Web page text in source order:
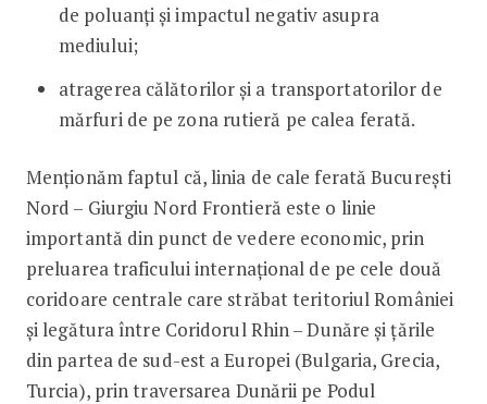
de poluanți și impactul negativ asupra
mediului;
atragerea călătorilor și a transportatorilor de
mărfuri de pe zona rutieră pe calea ferată.
Menționăm faptul că, linia de cale ferată București
Nord – Giurgiu Nord Frontieră este o linie
importantă din punct de vedere economic, prin
preluarea traficului internațional de pe cele două
coridoare centrale care străbat teritoriul României
și legătura între Coridorul Rhin – Dunăre și țările
din partea de sud-est a Europei (Bulgaria, Grecia,
Turcia), prin traversarea Dunării pe Podul